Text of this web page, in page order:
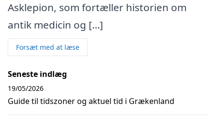
Asklepion, som fortæller historien om
antik medicin og […]
Forsæt med at læse
Seneste indlæg
Guide til tidszoner og aktuel tid i Grækenland
19/05/2026